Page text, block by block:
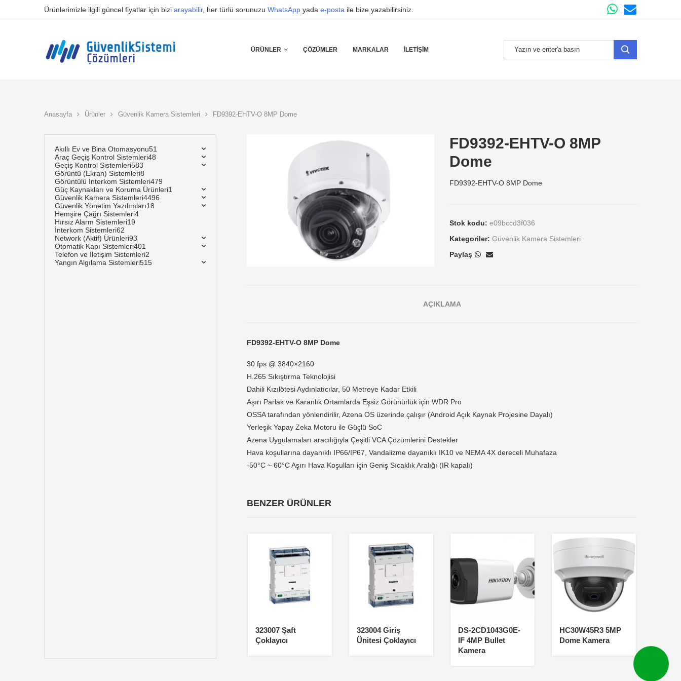
Ürünlerimizle ilgili güncel fiyatlar için bizi arayabilir, her türlü sorunuzu WhatsApp yada e-posta ile bize yazabilirsiniz.
ÜRÜNLER ÇÖZÜMLER MARKALAR İLETIŞIM
Anasayfa Ürünler Güvenlik Kamera Sistemleri FD9392-EHTV-O 8MP Dome
FD9392-EHTV-O 8MP
Dome
FD9392-EHTV-O 8MP Dome
Stok kodu: e09bccd3f036
Kategoriler: Güvenlik Kamera Sistemleri
Paylaş
AÇIKLAMA
FD9392-EHTV-O 8MP Dome
30 fps @ 3840×2160
H.265 Sıkıştırma Teknolojisi
Dahili Kızılötesi Aydınlatıcılar, 50 Metreye Kadar Etkili
Aşırı Parlak ve Karanlık Ortamlarda Eşsiz Görünürlük için WDR Pro
OSSA tarafından yönlendirilir, Azena OS üzerinde çalışır (Android Açık Kaynak Projesine Dayalı)
Yerleşik Yapay Zeka Motoru ile Güçlü SoC
Azena Uygulamaları aracılığıyla Çeşitli VCA Çözümlerini Destekler
Hava koşullarına dayanıklı IP66/IP67, Vandalizme dayanıklı IK10 ve NEMA 4X dereceli Muhafaza
-50°C ~ 60°C Aşırı Hava Koşulları için Geniş Sıcaklık Aralığı (IR kapalı)
BENZER ÜRÜNLER
323007 Şaft
Çoklayıcı
323004 Giriş
Ünitesi Çoklayıcı
DS-2CD1043G0E-
IF 4MP Bullet
Kamera
HC30W45R3 5MP
Dome Kamera
Akıllı Ev ve Bina Otomasyonu51
Araç Geçiş Kontrol Sistemleri48
Geçiş Kontrol Sistemleri583
Görüntü (Ekran) Sistemleri8
Görüntülü İnterkom Sistemleri479
Güç Kaynakları ve Koruma Ürünleri1
Güvenlik Kamera Sistemleri4496
Güvenlik Yönetim Yazılımları18
Hemşire Çağrı Sistemleri4
Hırsız Alarm Sistemleri19
İnterkom Sistemleri62
Network (Aktif) Ürünleri93
Otomatik Kapı Sistemleri401
Telefon ve İletişim Sistemleri2
Yangın Algılama Sistemleri515